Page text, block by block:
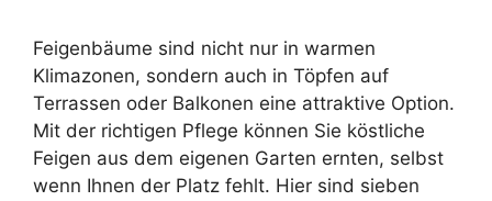
Feigenbäume sind nicht nur in warmen
Klimazonen, sondern auch in Töpfen auf
Terrassen oder Balkonen eine attraktive Option.
Mit der richtigen Pflege können Sie köstliche
Feigen aus dem eigenen Garten ernten, selbst
wenn Ihnen der Platz fehlt. Hier sind sieben